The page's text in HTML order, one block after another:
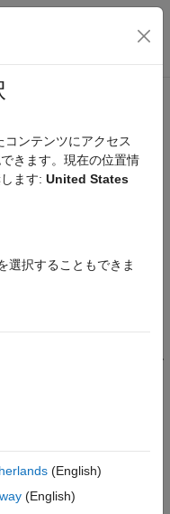
ーション メ
ト
を空白文字の位置で
。
delimiterによって指定さ
を分割します。出力
ンテンツにアクセス
きます。現在の位置情
ます: United States
選択することもできま
(English)
(English)